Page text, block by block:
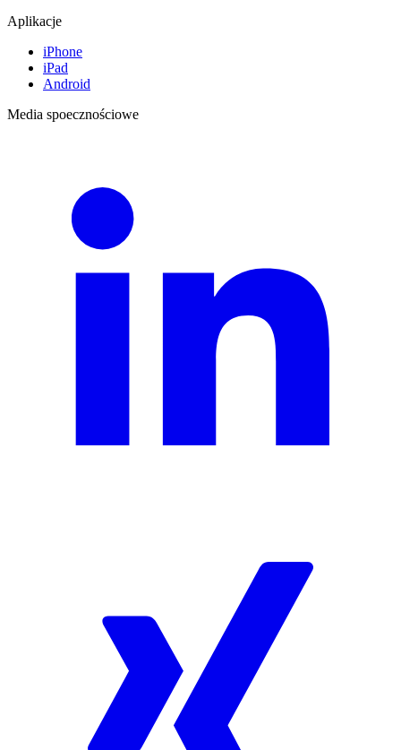
Aplikacje
iPhone
iPad
Android
Media spoecznościowe